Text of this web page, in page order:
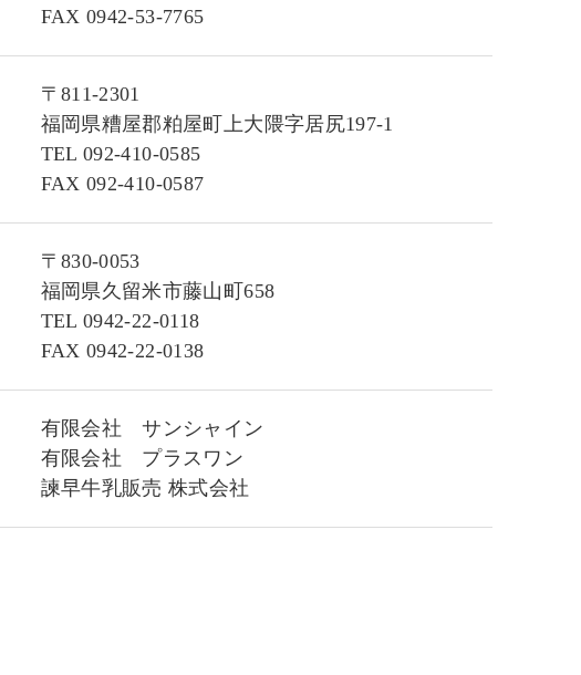
FAX 0942-53-7765
〒811-2301
福岡県糟屋郡粕屋町上大隈字居尻197-1
TEL 092-410-0585
FAX 092-410-0587
〒830-0053
福岡県久留米市藤山町658
TEL 0942-22-0118
FAX 0942-22-0138
有限会社 サンシャイン
有限会社 プラスワン
諫早牛乳販売 株式会社